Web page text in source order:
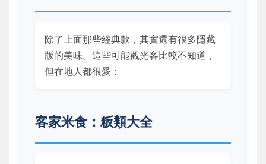
除了上面那些經典款，其實還有很多隱藏
版的美味。這些可能觀光客比較不知道，
但在地人都很愛：
客家米食：粄類大全